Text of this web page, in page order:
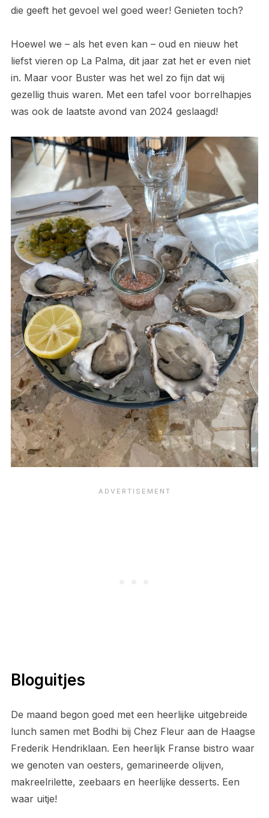
die geeft het gevoel wel goed weer! Genieten toch?
Hoewel we – als het even kan – oud en nieuw het
liefst vieren op La Palma, dit jaar zat het er even niet
in. Maar voor Buster was het wel zo fijn dat wij
gezellig thuis waren. Met een tafel voor borrelhapjes
was ook de laatste avond van 2024 geslaagd!
Bloguitjes
De maand begon goed met een heerlijke uitgebreide
lunch samen met Bodhi bij Chez Fleur aan de Haagse
Frederik Hendriklaan. Een heerlijk Franse bistro waar
we genoten van oesters, gemarineerde olijven,
makreelrilette, zeebaars en heerlijke desserts. Een
waar uitje!